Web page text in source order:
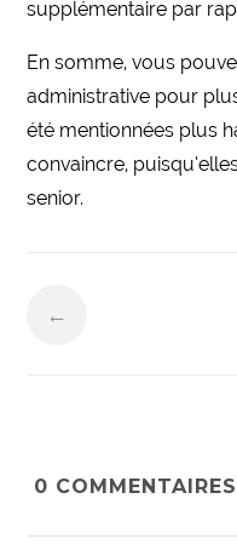
supplémentaire par
En somme, vous
administrative pour
été mentionnées plus
convaincre,
senior.
←
0 COMMENTAIRES